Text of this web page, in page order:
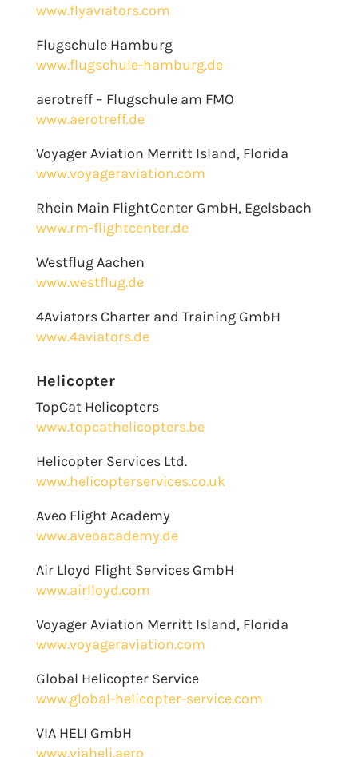
www.flyaviators.com
Flugschule Hamburg
www.flugschule-hamburg.de
aerotreff – Flugschule am FMO
www.aerotreff.de
Voyager Aviation Merritt Island, Florida
www.voyageraviation.com
Rhein Main FlightCenter GmbH, Egelsbach
www.rm-flightcenter.de
Westflug Aachen
www.westflug.de
4Aviators Charter and Training GmbH
www.4aviators.de
Helicopter
TopCat Helicopters
www.topcathelicopters.be
Helicopter Services Ltd.
www.helicopterservices.co.uk
Aveo Flight Academy
www.aveoacademy.de
Air Lloyd Flight Services GmbH
www.airlloyd.com
Voyager Aviation Merritt Island, Florida
www.voyageraviation.com
Global Helicopter Service
www.global-helicopter-service.com
VIA HELI GmbH
www.viaheli.aero